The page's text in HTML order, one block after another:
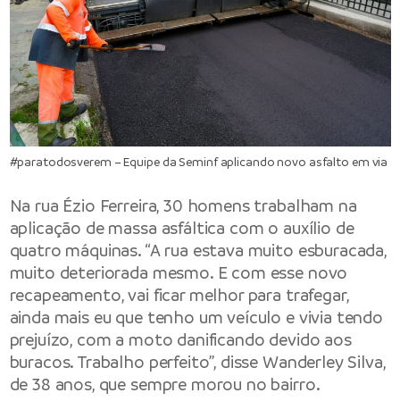
#paratodosverem – Equipe da Seminf aplicando novo asfalto em via
Na rua Ézio Ferreira, 30 homens trabalham na
aplicação de massa asfáltica com o auxílio de
quatro máquinas. “A rua estava muito esburacada,
muito deteriorada mesmo. E com esse novo
recapeamento, vai ficar melhor para trafegar,
ainda mais eu que tenho um veículo e vivia tendo
prejuízo, com a moto danificando devido aos
buracos. Trabalho perfeito”, disse Wanderley Silva,
de 38 anos, que sempre morou no bairro.